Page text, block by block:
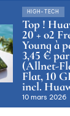
HIGH-TECH
Top !
20 + o2
Young à
3,45 €
(Allnet-
Flat, 10
incl.
10 mars 2026